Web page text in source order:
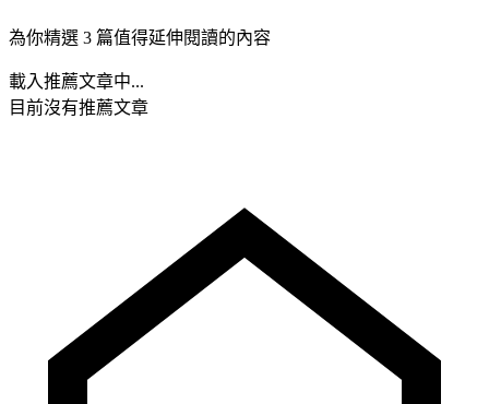
為你精選 3 篇值得延伸閱讀的內容
載入推薦文章中...
目前沒有推薦文章